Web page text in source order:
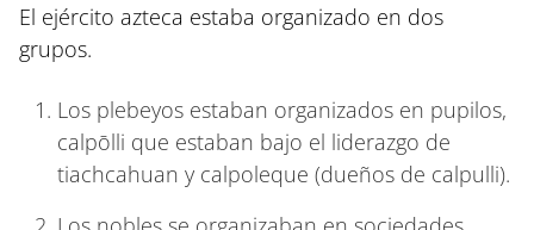
El ejército azteca estaba organizado en dos
grupos.
Los plebeyos estaban organizados en pupilos,
calpōlli que estaban bajo el liderazgo de
tiachcahuan y calpoleque (dueños de calpulli).